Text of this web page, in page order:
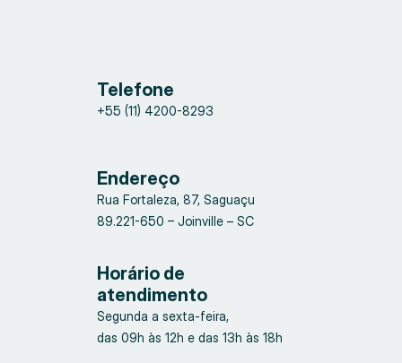
Telefone
+55 (11) 4200-8293
Endereço
Rua Fortaleza, 87, Saguaçu
89.221-650 – Joinville – SC
Horário de
atendimento
Segunda a sexta-feira,
das 09h às 12h e das 13h às 18h